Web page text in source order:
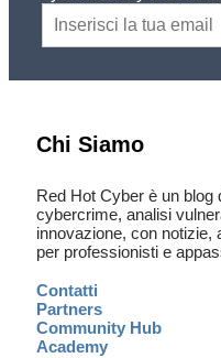
Chi Siamo
Red Hot Cyber è un blog
cybercrime, analisi
innovazione, con notizie,
per professionisti e
Contatti
Partners
Community Hub
Academy